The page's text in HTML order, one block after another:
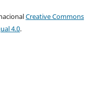
Creative Commons
4.0.